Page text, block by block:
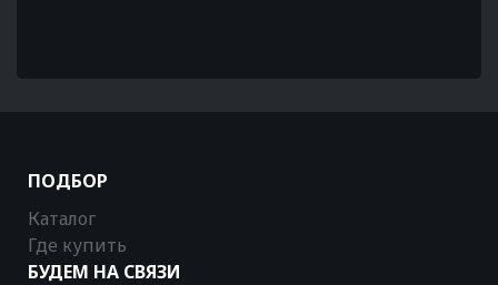
ПОДБОР
Каталог
Где купить
БУДЕМ НА СВЯЗИ